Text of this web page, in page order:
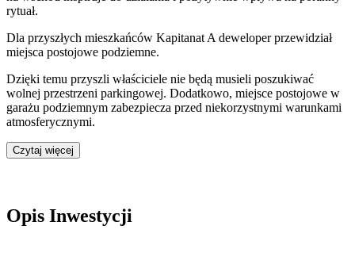
rytuał.
Dla przyszłych mieszkańców Kapitanat A deweloper przewidział
miejsca postojowe podziemne.
Dzięki temu przyszli właściciele nie będą musieli poszukiwać
wolnej przestrzeni parkingowej. Dodatkowo, miejsce postojowe w
garażu podziemnym zabezpiecza przed niekorzystnymi warunkami
atmosferycznymi.
Czytaj więcej
Opis Inwestycji